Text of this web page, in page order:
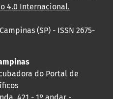
4.0 Internacional.
(SP) - ISSN 2675-
do Portal de